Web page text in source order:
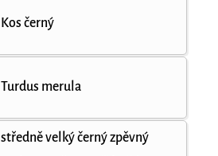
Kos černý
Turdus merula
středně velký černý zpěvný